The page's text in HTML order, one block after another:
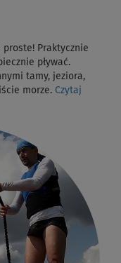
Praktycznie
pływać.
tamy, jeziora,
morze. Czytaj